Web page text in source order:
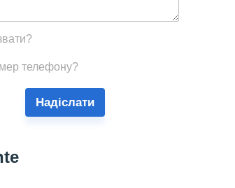
Надіслати